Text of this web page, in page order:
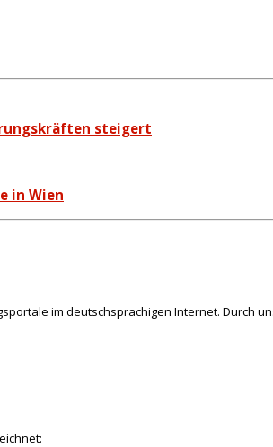
steigert
in Wien
im deutschsprachigen Internet. Durch